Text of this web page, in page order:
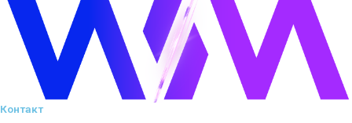
Контакт